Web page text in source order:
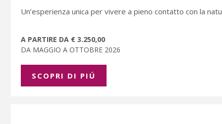
Un’esperienza unica per vivere a pieno contatto con la
A PARTIRE DA € 3.250,00
DA MAGGIO A OTTOBRE 2026
SCOPRI DI PIÚ